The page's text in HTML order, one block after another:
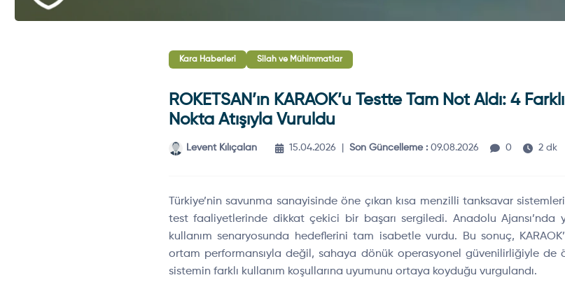
Kara Haberleri Silah ve Mühimmatlar
ROKETSAN’ın KARAOK’u Testte Tam Not Aldı: 4
Nokta Atışıyla Vuruldu
Levent Kılıçalan 15.04.2026 Son Güncelleme : 09.08.2026 0 2 dk
Türkiye’nin savunma sanayisinde öne çıkan kısa menzilli tanksavar
test faaliyetlerinde dikkat çekici bir başarı sergiledi. Anadolu
kullanım senaryosunda hedeflerini tam isabetle vurdu. Bu sonuç,
ortam performansıyla değil, sahaya dönük operasyonel güvenilirliğiyle de
sistemin farklı kullanım koşullarına uyumunu ortaya koyduğu vurgulandı.